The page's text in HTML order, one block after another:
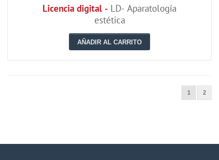
Licencia digital - LD- Aparatología
estética
AÑADIR AL CARRITO
1 2